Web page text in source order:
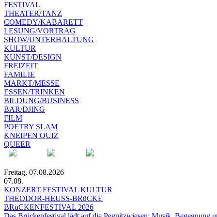
FESTIVAL
THEATER/TANZ
COMEDY/KABARETT
LESUNG/VORTRAG
SHOW/UNTERHALTUNG
KULTUR
KUNST/DESIGN
FREIZEIT
FAMILIE
MARKT/MESSE
ESSEN/TRINKEN
BILDUNG/BUSINESS
BAR/DJING
FILM
POETRY SLAM
KNEIPEN QUIZ
QUEER
Freitag, 07.08.2026
07.08.
KONZERT FESTIVAL KULTUR
THEODOR-HEUSS-BRüCKE
BRüCKENFESTIVAL 2026